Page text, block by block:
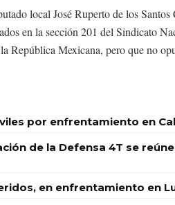
local José Ruperto de los Santos
en la sección 201 del Sindicato
República Mexicana, pero que no
por enfrentamiento en
de la Defensa 4T se
en enfrentamiento en